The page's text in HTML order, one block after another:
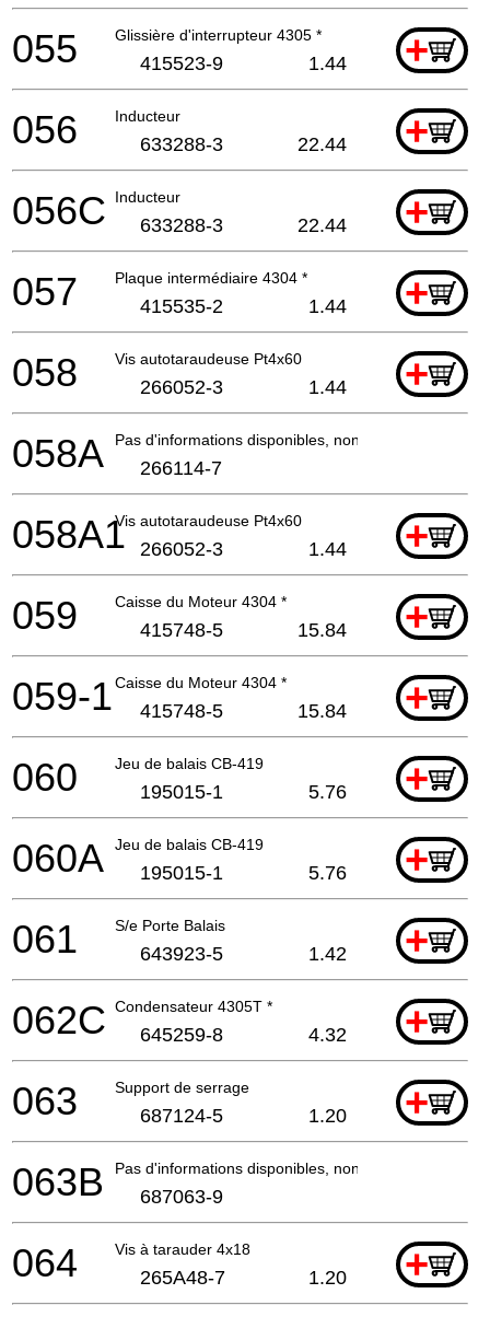
Glissière d'interrupteur 4305 * +
055 415523-9 1.44
Inducteur +
056 633288-3 22.44
Inducteur +
056C 633288-3 22.44
Plaque intermédiaire 4304 * +
057 415535-2 1.44
Vis autotaraudeuse Pt4x60 +
058 266052-3 1.44
Pas d'informations disponibles, non commandable
058A 266114-7
Vis autotaraudeuse Pt4x60 +
058A1 266052-3 1.44
Caisse du Moteur 4304 * +
059 415748-5 15.84
Caisse du Moteur 4304 * +
059-1 415748-5 15.84
Jeu de balais CB-419 +
060 195015-1 5.76
Jeu de balais CB-419 +
060A 195015-1 5.76
S/e Porte Balais +
061 643923-5 1.42
Condensateur 4305T * +
062C 645259-8 4.32
Support de serrage +
063 687124-5 1.20
Pas d'informations disponibles, non commandable
063B 687063-9
Vis à tarauder 4x18 +
064 265A48-7 1.20